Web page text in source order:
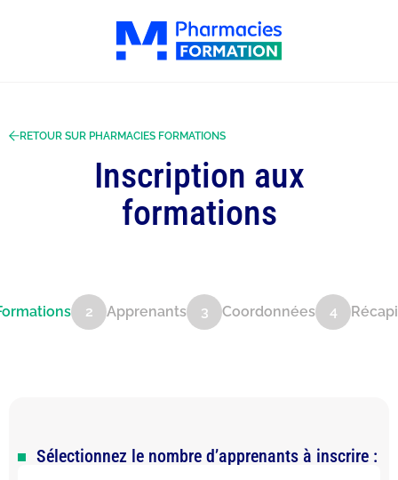
RETOUR SUR PHARMACIES FORMATIONS
Inscription aux
formations
Apprenants Coordonnées
Sélectionnez le nombre d’apprenants à inscrire :